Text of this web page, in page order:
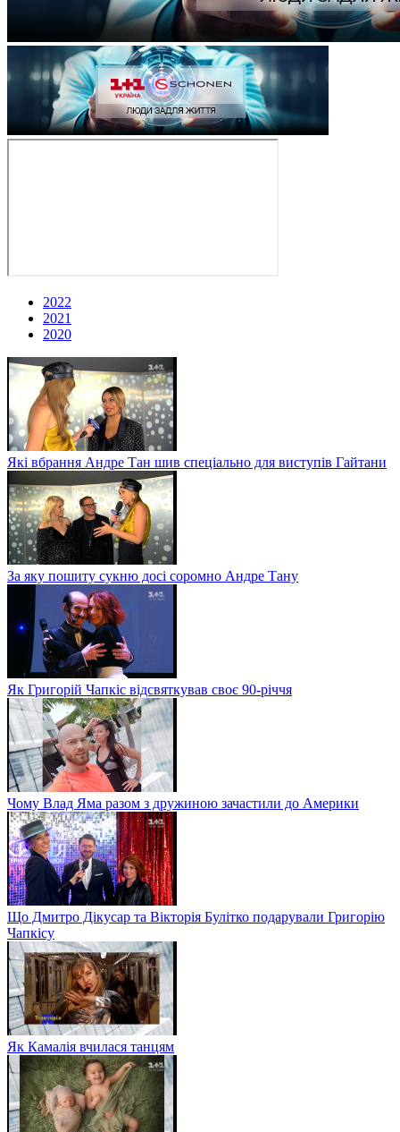
2022
2021
2020
Які вбрання Андре Тан шив спеціально для виступів Гайтани
За яку пошиту сукню досі соромно Андре Тану
Як Григорій Чапкіс відсвяткував своє 90-річчя
Чому Влад Яма разом з дружиною зачастили до Америки
Що Дмитро Дікусар та Вікторія Булітко подарували Григорію
Чапкісу
Як Камалія вчилася танцям